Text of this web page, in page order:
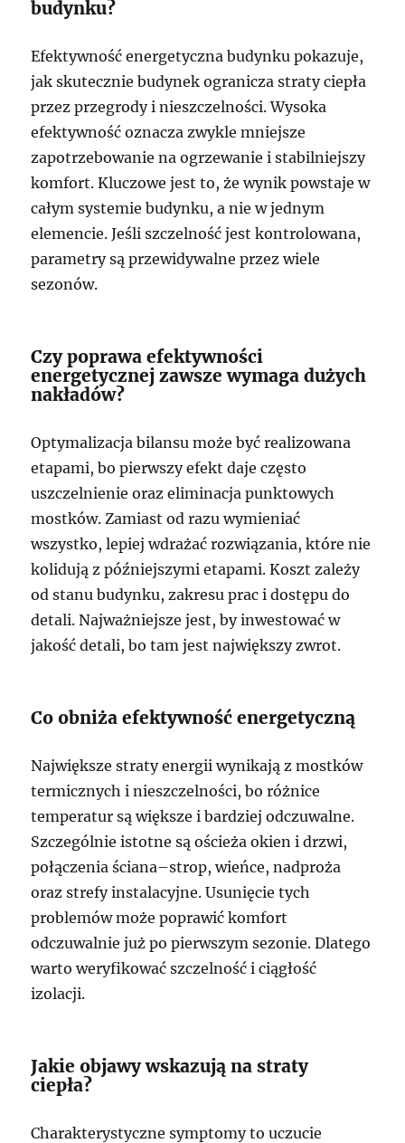
budynku?
Efektywność energetyczna budynku pokazuje,
jak skutecznie budynek ogranicza straty ciepła
przez przegrody i nieszczelności. Wysoka
efektywność oznacza zwykle mniejsze
zapotrzebowanie na ogrzewanie i stabilniejszy
komfort. Kluczowe jest to, że wynik powstaje w
całym systemie budynku, a nie w jednym
elemencie. Jeśli szczelność jest kontrolowana,
parametry są przewidywalne przez wiele
sezonów.
Czy poprawa efektywności
energetycznej zawsze wymaga dużych
nakładów?
Optymalizacja bilansu może być realizowana
etapami, bo pierwszy efekt daje często
uszczelnienie oraz eliminacja punktowych
mostków. Zamiast od razu wymieniać
wszystko, lepiej wdrażać rozwiązania, które nie
kolidują z późniejszymi etapami. Koszt zależy
od stanu budynku, zakresu prac i dostępu do
detali. Najważniejsze jest, by inwestować w
jakość detali, bo tam jest największy zwrot.
Co obniża efektywność energetyczną
Największe straty energii wynikają z mostków
termicznych i nieszczelności, bo różnice
temperatur są większe i bardziej odczuwalne.
Szczególnie istotne są ościeża okien i drzwi,
połączenia ściana–strop, wieńce, nadproża
oraz strefy instalacyjne. Usunięcie tych
problemów może poprawić komfort
odczuwalnie już po pierwszym sezonie. Dlatego
warto weryfikować szczelność i ciągłość
izolacji.
Jakie objawy wskazują na straty
ciepła?
Charakterystyczne symptomy to uczucie